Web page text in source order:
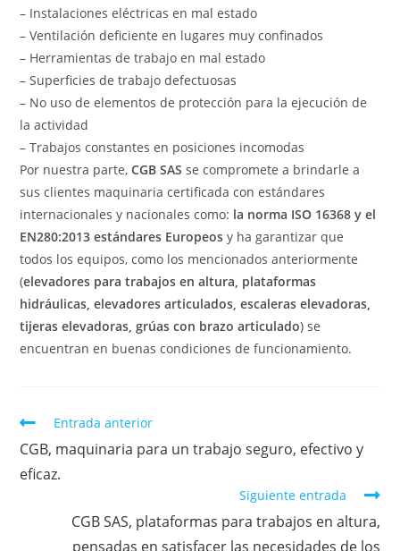
– Instalaciones eléctricas en mal estado
– Ventilación deficiente en lugares muy confinados
– Herramientas de trabajo en mal estado
– Superficies de trabajo defectuosas
– No uso de elementos de protección para la ejecución de
la actividad
– Trabajos constantes en posiciones incomodas
Por nuestra parte,CGB SAS se compromete a brindarle a
sus clientes maquinaria certificada con estándares
internacionales y nacionales como: la norma ISO 16368 y el
EN280:2013 estándares Europeos y ha garantizar que
todos los equipos, como los mencionados anteriormente
(elevadores para trabajos en altura, plataformas
hidráulicas, elevadores articulados, escaleras elevadoras,
tijeras elevadoras, grúas con brazo articulado) se
encuentran en buenas condiciones de funcionamiento.
Entrada anterior
CGB, maquinaria para un trabajo seguro, efectivo y
eficaz.
Siguiente entrada
CGB SAS, plataformas para trabajos en altura,
pensadas en satisfacer las necesidades de los